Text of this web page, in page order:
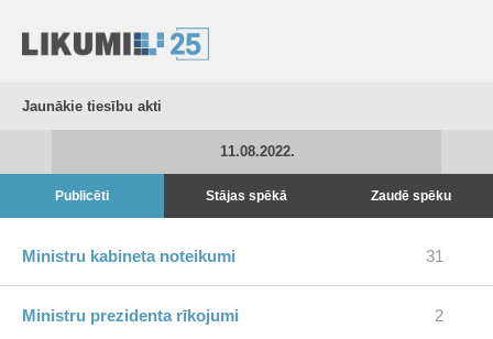
Jaunākie tiesību akti
11.08.2022.
Publicēti Stājas spēkā Zaudē spēku
Ministru kabineta noteikumi 31
Ministru prezidenta rīkojumi 2